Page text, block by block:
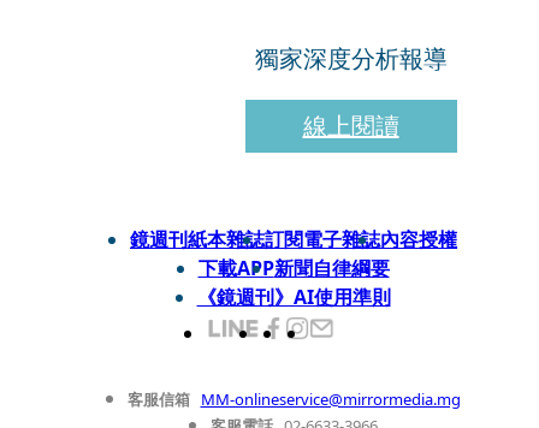
獨家深度分析報導
線上閱讀
鏡週刊紙本雜誌訂閱電子雜誌內容授權
下載APP新聞自律綱要
《鏡週刊》AI使用準則
客服信箱 MM-onlineservice@mirrormedia.mg